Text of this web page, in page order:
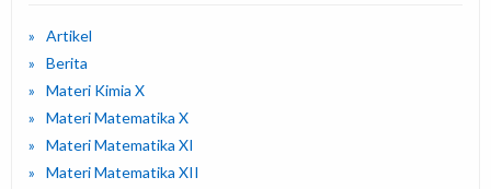
Artikel
Berita
Materi Kimia X
Materi Matematika X
Materi Matematika XI
Materi Matematika XII